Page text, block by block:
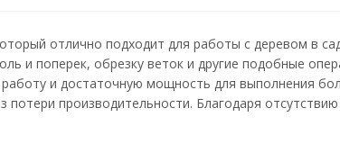
отлично подходит для работы с деревом в
и поперек, обрезку веток и другие подобные
и достаточную мощность для выполнения
производительности. Благодаря